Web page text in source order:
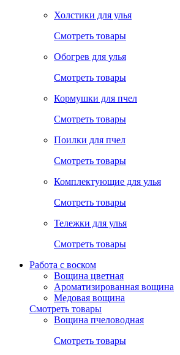
Холстики для улья
Смотреть товары
Обогрев для улья
Смотреть товары
Кормушки для пчел
Смотреть товары
Поилки для пчел
Смотреть товары
Комплектующие для улья
Смотреть товары
Тележки для улья
Смотреть товары
Работа с воском
Вощина цветная
Ароматизированная вощина
Медовая вощина
Смотреть товары
Вощина пчеловодная
Смотреть товары